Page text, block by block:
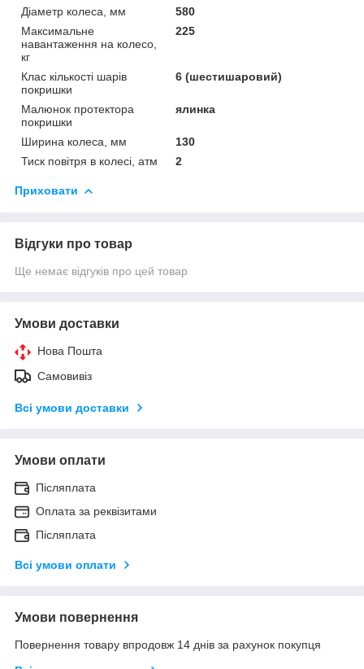
Діаметр колеса, мм
580
Максимальне
навантаження на колесо,
кг
225
Клас кількості шарів
покришки
6 (шестишаровий)
Малюнок протектора
покришки
ялинка
Ширина колеса, мм
130
Тиск повітря в колесі, атм
2
Приховати
Відгуки про товар
Ще немає відгуків про цей товар
Умови доставки
Нова Пошта
Самовивіз
Всі умови доставки
Умови оплати
Післяплата
Оплата за реквізитами
Післяплата
Всі умови оплати
Умови повернення
Повернення товару впродовж 14 днів за рахунок покупця